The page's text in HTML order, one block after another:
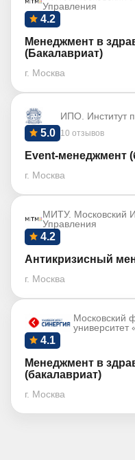
Управления
4.2
Менеджмент в
(Бакалавриат)
г. Москва
ИПО. Институт
10 отзывов
5.0
Event-менеджмент
г. Москва
МИТУ. Московский
Управления
4.2
Антикризисный
г. Москва
Московский
университет
4.1
Менеджмент в
(бакалавриат)
г. Москва